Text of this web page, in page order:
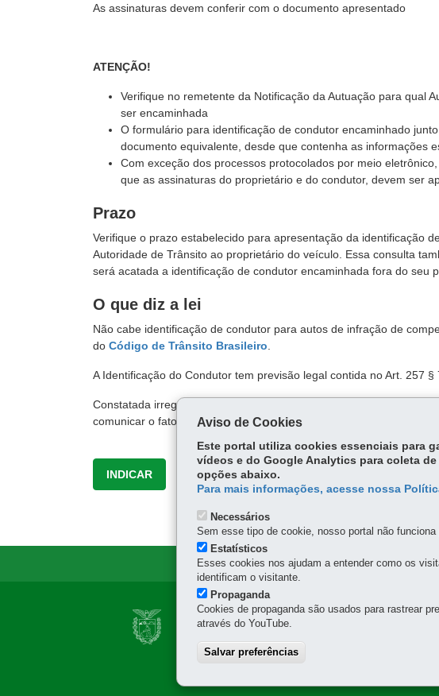
As assinaturas devem conferir com o documento apresentado
ATENÇÃO!
Verifique no remetente da Notificação da Autuação para qual
ser encaminhada
O formulário para identificação de condutor encaminhado
documento equivalente, desde que contenha as informações
Com exceção dos processos protocolados por meio
que as assinaturas do proprietário e do condutor, devem ser
Prazo
Verifique o prazo estabelecido para apresentação da identificação
Autoridade de Trânsito ao proprietário do veículo. Essa consulta
será acatada a identificação de condutor encaminhada fora do seu
O que diz a lei
Não cabe identificação de condutor para autos de infração de
do Código de Trânsito Brasileiro
A Identificação do Condutor tem previsão legal contida no Art. 257 §
Constatada irregularidade na indicação do condutor infrator, capaz
comunicar o fato à autoridade competente, nos termos da
INDICAR
Navegação
Principal
DEPARTAMENTO DE
Avenida Iguaçu, 420 - Rebouças
41 3304-8000
Aviso de Cookies
Este portal utiliza cookies essenciais para
vídeos e do Google Analytics para coleta
opções abaixo.
Para mais informações, acesse nossa
Necessários
Sem esse tipo de cookie, nosso portal não
Estatísticos
Esses cookies nos ajudam a entender como os
identificam o visitante.
Propaganda
Cookies de propaganda são usados para rastrear
através do YouTube.
Salvar preferências